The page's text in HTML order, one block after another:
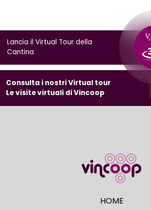
Lancia il Virtual Tour della
Cantina
Consulta i nostri Virtual tour
Le visite virtuali di Vincoop
HOME